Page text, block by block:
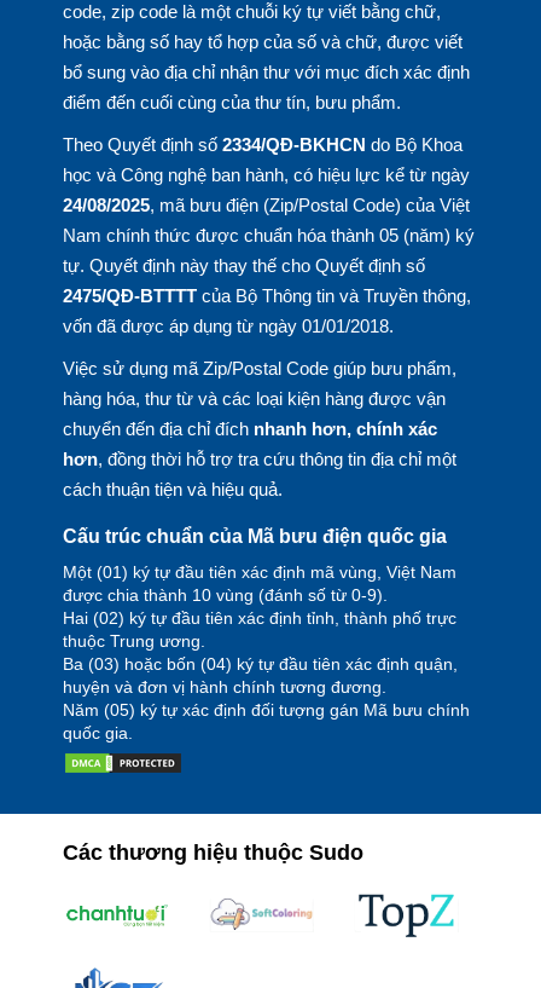
code, zip code là một chuỗi ký tự viết bằng chữ,
hoặc bằng số hay tổ hợp của số và chữ, được viết
bổ sung vào địa chỉ nhận thư với mục đích xác định
điểm đến cuối cùng của thư tín, bưu phẩm.
Theo Quyết định số 2334/QĐ-BKHCN do Bộ Khoa
học và Công nghệ ban hành, có hiệu lực kể từ ngày
24/08/2025, mã bưu điện (Zip/Postal Code) của Việt
Nam chính thức được chuẩn hóa thành 05 (năm) ký
tự. Quyết định này thay thế cho Quyết định số
2475/QĐ-BTTTTcủa Bộ Thông tin và Truyền thông,
vốn đã được áp dụng từ ngày 01/01/2018.
Việc sử dụng mã Zip/Postal Code giúp bưu phẩm,
hàng hóa, thư từ và các loại kiện hàng được vận
chuyển đến địa chỉ đích nhanh hơn, chính xác
hơn, đồng thời hỗ trợ tra cứu thông tin địa chỉ một
cách thuận tiện và hiệu quả.
Cấu trúc chuẩn của Mã bưu điện quốc gia
Một (01) ký tự đầu tiên xác định mã vùng, Việt Nam
được chia thành 10 vùng (đánh số từ 0-9).
Hai (02) ký tự đầu tiên xác định tỉnh, thành phố trực
thuộc Trung ương.
Ba (03) hoặc bốn (04) ký tự đầu tiên xác định quận,
huyện và đơn vị hành chính tương đương.
Năm (05) ký tự xác định đối tượng gán Mã bưu chính
quốc gia.
Các thương hiệu thuộc Sudo